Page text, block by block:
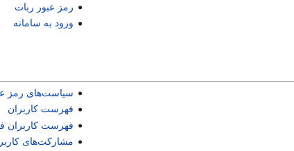
رمز عبور ربات
ورود به سامانه
سیاست‌های رمز
فهرست کاربران
فهرست کاربران
مشارکت‌های کاربر